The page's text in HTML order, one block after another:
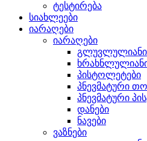
ტესტირება
სიახლეები
იარაღები
იარაღები
გლუვლულიანი
პისტოლეტები
პნევმატური
პნევმატური
დანები
ნავები
ვაზნები